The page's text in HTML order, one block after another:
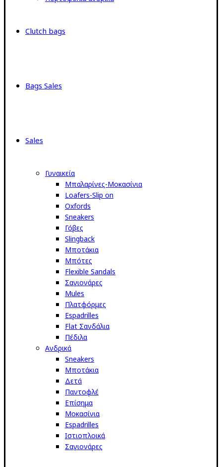
Clutch bags
Bags Sales
Sales
Γυναικεία
Μπαλαρίνες-Μοκασίνια
Loafers-Slip on
Oxfords
Sneakers
Γόβες
Slingback
Μποτάκια
Μπότες
Flexible Sandals
Σαγιονάρες
Mules
Πλατφόρμες
Espadrilles
Flat Σανδάλια
Πέδιλα
Ανδρικά
Sneakers
Μποτάκια
Δετά
Παντοφλέ
Επίσημα
Μοκασίνια
Espadrilles
Ιστιοπλοικά
Σαγιονάρες